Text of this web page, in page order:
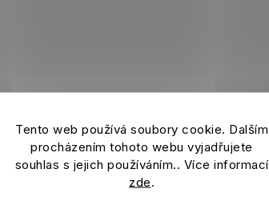
Tento web používá soubory cookie. Dalším
procházením tohoto webu vyjadřujete
souhlas s jejich používáním.. Více informací
zde.